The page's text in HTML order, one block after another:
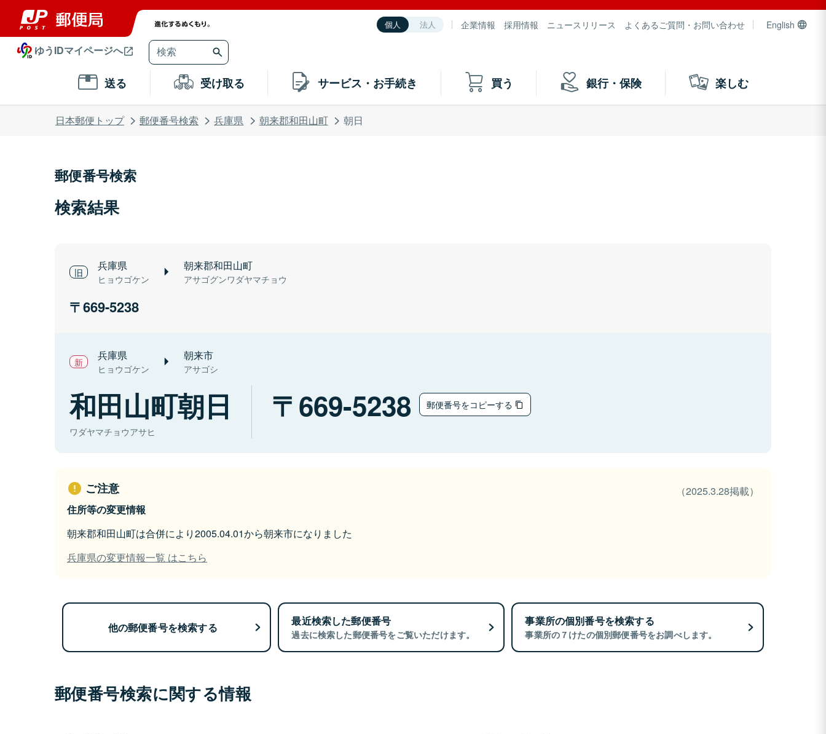
個人 法人 企業情報 採用情報 ニュースリリース よくあるご質問・お問い合わせ English
ゆうIDマイページへ
送る 受け取る サービス・お手続き 買う 銀行・保険 楽しむ
日本郵便トップ 郵便番号検索 兵庫県 朝来郡和田山町 朝日
郵便番号検索
検索結果
兵庫県
ヒョウゴケン
朝来郡和田山町
アサゴグンワダヤマチョウ
669-5238
兵庫県
ヒョウゴケン
朝来市
アサゴシ
和田山町朝日
ワダヤマチョウアサヒ
669-5238 郵便番号をコピーする
ご注意
（2025.3.28掲載）
住所等の変更情報
朝来郡和田山町は合併により2005.04.01から朝来市になりました
兵庫県の変更情報一覧 はこちら
他の郵便番号を検索する 最近検索した郵便番号
過去に検索した郵便番号をご覧いただけます。
事業所の個別番号を検索する
事業所の７けたの個別郵便番号をお調べします。
郵便番号検索に関する情報